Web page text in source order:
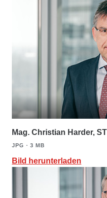
Mag. Christian Harder,
JPG ∙ 3 MB
Bild herunterladen